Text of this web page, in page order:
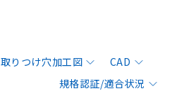
取りつけ穴加工図
CAD
規格認証/適合状況